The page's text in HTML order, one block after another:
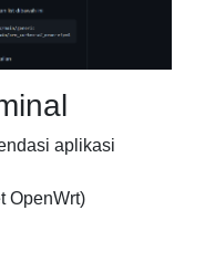
aplikasi
OpenWrt)